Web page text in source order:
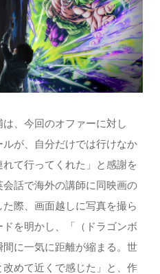
、今回のオファーに対し
ルが、自分だけでは行けなか
て行ってくれた」と感謝を
話で海外の講師に同映画の
際、画面越しに写真を撮ら
を明かし、「（ドラゴンボ
に一気に距離が縮まる。世
めて近くで感じた」と、作